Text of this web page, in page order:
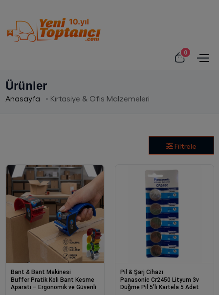
0
Ürünler
Anasayfa Kırtasiye & Ofis Malzemeleri
Filtrele
Bant & Bant Makinesi
Buffer Pratik Koli Bant Kesme
Aparatı – Ergonomik ve Güvenli
Pil & Şarj Cihazı
Panasonic Cr2450 Lityum 3v
Düğme Pil 5’li Kartela 5 Adet